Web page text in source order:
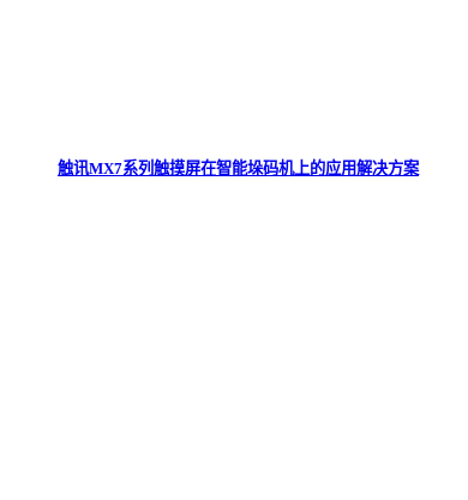
触讯MX7系列触摸屏在智能垛码机上的应用解决方案